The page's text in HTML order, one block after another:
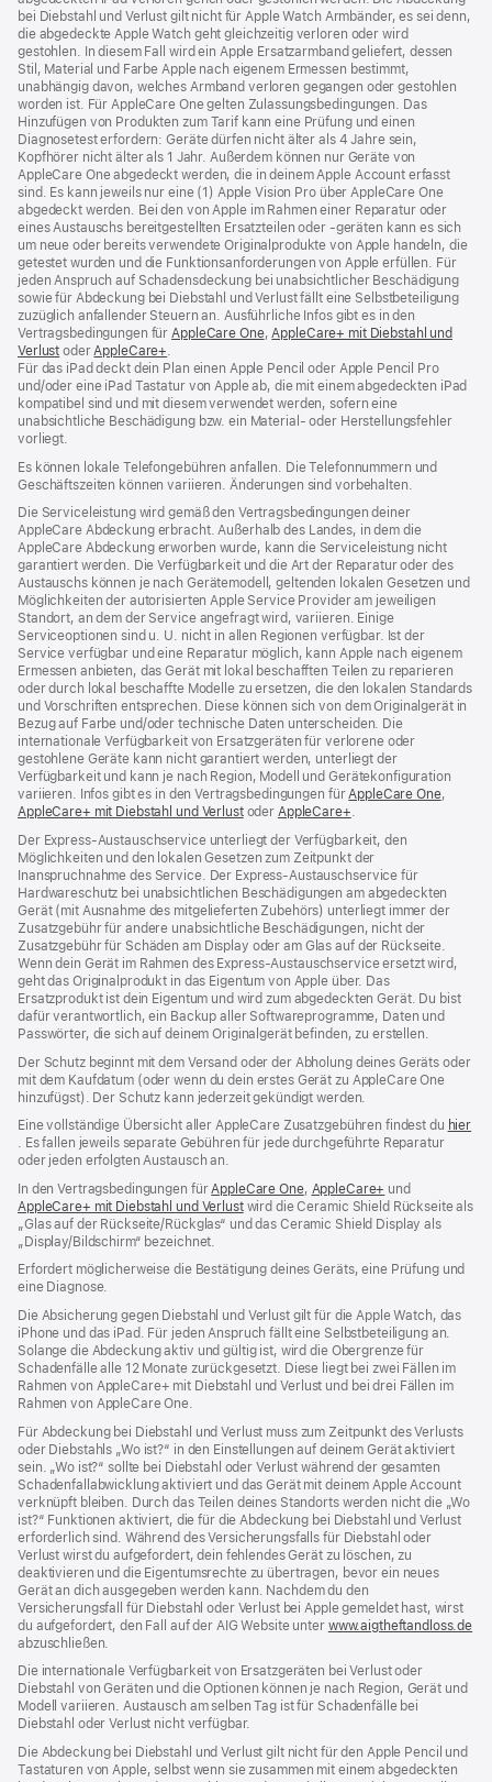
bei Diebstahl und Verlust gilt nicht für Apple Watch Armbänder, es sei denn,
die abgedeckte Apple Watch geht gleichzeitig verloren oder wird
gestohlen. In diesem Fall wird ein Apple Ersatzarmband geliefert, dessen
Stil, Material und Farbe Apple nach eigenem Ermessen bestimmt,
unabhängig davon, welches Armband verloren gegangen oder gestohlen
worden ist. Für AppleCare One gelten Zulassungsbedingungen. Das
Hinzufügen von Produkten zum Tarif kann eine Prüfung und einen
Diagnosetest erfordern: Geräte dürfen nicht älter als 4 Jahre sein,
Kopfhörer nicht älter als 1 Jahr. Außerdem können nur Geräte von
AppleCare One abgedeckt werden, die in deinem Apple Account erfasst
sind. Es kann jeweils nur eine (1) Apple Vision Pro über AppleCare One
abgedeckt werden. Bei den von Apple im Rahmen einer Reparatur oder
eines Austauschs bereitgestellten Ersatzteilen oder ‑geräten kann es sich
um neue oder bereits verwendete Originalprodukte von Apple handeln, die
getestet wurden und die Funktions­anforderungen von Apple erfüllen. Für
jeden Anspruch auf Schadensdeckung bei unabsichtlicher Beschädigung
sowie für Abdeckung bei Diebstahl und Verlust fällt eine Selbstbeteiligung
zuzüglich anfallender Steuern an. Ausführliche Infos gibt es in den
Vertragsbedingungen fürAppleCare One(Öffnet
neues
Fenster)
,AppleCare+ mit Diebstahl und
Verlust (Öffnet
ein
neues
Fenster)
oderAppleCare+(Öffnet
ein
neues
Fenster)
.
Für das iPad deckt dein Plan einen Apple Pencil oder Apple Pencil Pro
und/oder eine iPad Tastatur von Apple ab, die mit einem abgedeckten iPad
kompatibel sind und mit diesem verwendet werden, sofern eine
unabsichtliche Beschädigung bzw. ein Material‑ oder Herstellungsfehler
vorliegt.
Es können lokale Telefongebühren anfallen. Die Telefonnummern und
Geschäftszeiten können variieren. Änderungen sind vorbehalten.
Die Serviceleistung wird gemäß den Vertragsbedingungen deiner
AppleCare Abdeckung erbracht. Außerhalb des Landes, in dem die
AppleCare Abdeckung erworben wurde, kann die Serviceleistung nicht
garantiert werden. Die Verfügbarkeit und die Art der Reparatur oder des
Austauschs können je nach Gerätemodell, geltenden lokalen Gesetzen und
Möglichkeiten der autorisierten Apple Service Provider am jeweiligen
Standort, an dem der Service angefragt wird, variieren. Einige
Serviceoptionen sind u. U. nicht in allen Regionen verfügbar. Ist der
Service verfügbar und eine Reparatur möglich, kann Apple nach eigenem
Ermessen anbieten, das Gerät mit lokal beschafften Teilen zu reparieren
oder durch lokal beschaffte Modelle zu ersetzen, die den lokalen Standards
und Vorschriften entsprechen. Diese können sich von dem Originalgerät in
Bezug auf Farbe und/oder technische Daten unterscheiden. Die
internationale Verfügbarkeit von Ersatzgeräten für verlorene oder
gestohlene Geräte kann nicht garantiert werden, unterliegt der
Verfügbarkeit und kann je nach Region, Modell und Gerätekonfiguration
variieren. Infos gibt es in den Vertragsbedingungen fürAppleCare One(Öffnet
,
AppleCare+ mit Diebstahl und Verlust(Öffnet
neues
Fenster)
oder AppleCare+(Öffnet
neues
Fenster)
.
Der Express-Austauschservice unterliegt der Verfügbarkeit, den
Möglichkeiten und den lokalen Gesetzen zum Zeitpunkt der
Inanspruchnahme des Service. Der Express-Austauschservice für
Hardwareschutz bei unabsichtlichen Beschädigungen am abgedeckten
Gerät (mit Ausnahme des mitgelieferten Zubehörs) unterliegt immer der
Zusatzgebühr für andere unabsichtliche Beschädigungen, nicht der
Zusatzgebühr für Schäden am Display oder am Glas auf der Rückseite.
Wenn dein Gerät im Rahmen des Express-Austauschservice ersetzt wird,
geht das Originalprodukt in das Eigentum von Apple über. Das
Ersatzprodukt ist dein Eigentum und wird zum abgedeckten Gerät. Du bist
dafür verantwortlich, ein Backup aller Softwareprogramme, Daten und
Passwörter, die sich auf deinem Originalgerät befinden, zu erstellen.
Der Schutz beginnt mit dem Versand oder der Abholung deines Geräts oder
mit dem Kaufdatum (oder wenn du dein erstes Gerät zu AppleCare One
hinzufügst). Der Schutz kann jederzeit gekündigt werden.
Eine vollständige Übersicht aller AppleCare Zusatzgebühren findest du hier
(Öffnet
ein
Fenster)
. Es fallen jeweils separate Gebühren für jede durchgeführte Reparatur
oder jeden erfolgten Austausch an.
In den Vertragsbedingungen fürAppleCare One(Öffnet
ein
neues
, AppleCare+ (Öffnet
ein
neues
und
AppleCare+ mit Diebstahl und Verlust(Öffnet
ein
Fenster)
wird die Ceramic Shield Rückseite als
„Glas auf der Rückseite/Rückglas“ und das Ceramic Shield Display als
„Display/Bildschirm“ bezeichnet.
Erfordert möglicherweise die Bestätigung deines Geräts, eine Prüfung und
eine Diagnose.
Die Absicherung gegen Diebstahl und Verlust gilt für die Apple Watch, das
iPhone und das iPad. Für jeden Anspruch fällt eine Selbstbeteiligung an.
Solange die Abdeckung aktiv und gültig ist, wird die Obergrenze für
Schadenfälle alle 12 Monate zurückgesetzt. Diese liegt bei zwei Fällen im
Rahmen von AppleCare+ mit Diebstahl und Verlust und bei drei Fällen im
Rahmen von AppleCare One.
Für Abdeckung bei Diebstahl und Verlust muss zum Zeit­punkt des Verlusts
oder Dieb­stahls „Wo ist?“ in den Einstellungen auf deinem Gerät aktiviert
sein. „Wo ist?“ sollte bei Diebstahl oder Verlust während der gesamten
Schadenfallabwicklung aktiviert und das Gerät mit deinem Apple Account
verknüpft bleiben. Durch das Teilen deines Standorts werden nicht die „Wo
ist?“ Funktionen aktiviert, die für die Abdeckung bei Diebstahl und Verlust
erforderlich sind. Während des Versicherungs­falls für Diebstahl oder
Verlust wirst du aufgefordert, dein fehlendes Gerät zu löschen, zu
deaktivieren und die Eigentums­rechte zu übertragen, bevor ein neues
Gerät an dich ausgegeben werden kann. Nachdem du den
Versicherungsfall für Diebstahl oder Verlust bei Apple gemeldet hast, wirst
du aufgefordert, den Fall auf der AIG Website unter www.aigtheftandloss.de
abzuschließen.
Die internationale Verfügbarkeit von Ersatzgeräten bei Verlust oder
Diebstahl von Geräten und die Optionen können je nach Region, Gerät und
Modell variieren. Austausch am selben Tag ist für Schadenfälle bei
Diebstahl oder Verlust nicht verfügbar.
Die Abdeckung bei Diebstahl und Verlust gilt nicht für den Apple Pencil und
Tastaturen von Apple, selbst wenn sie zusammen mit einem abgedeckten